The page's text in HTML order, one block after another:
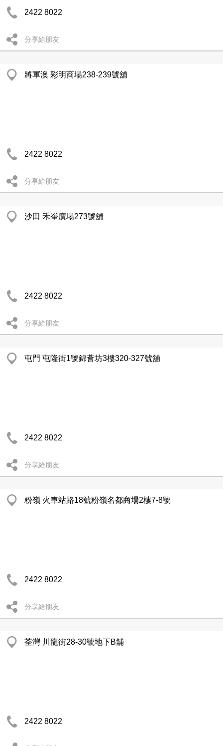
2422 8022
分享給朋友
將軍澳 彩明商場238-239號舖
2422 8022
分享給朋友
沙田 禾輋廣場273號舖
2422 8022
分享給朋友
屯門 屯隆街1號錦薈坊3樓320-327號舖
2422 8022
分享給朋友
粉嶺 火車站路18號粉嶺名都商場2樓7-8號
2422 8022
分享給朋友
荃灣 川龍街28-30號地下B舖
2422 8022